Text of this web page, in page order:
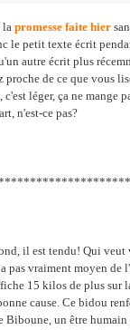
la promesse faite hier
le petit texte écrit
autre écrit plus
proche de ce que vous
léger, ça ne mange
n'est-ce pas?
il est tendu! Qui
pas vraiment moyen de
15 kilos de plus sur
cause. Ce bidou
Biboune, un être